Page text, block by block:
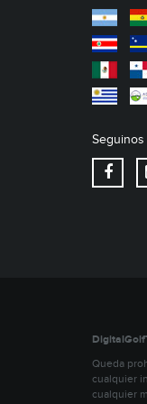
Seguinos
Queda
cualquier
cualquier